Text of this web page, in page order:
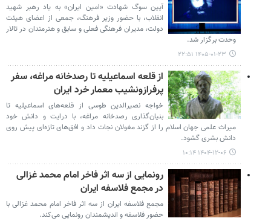
آیین سوگ شهادت «امین ایران» به یاد رهبر شهید
انقلاب،‌ با حضور وزیر فرهنگ، جمعی از اعضای هیئت
دولت، مدیران فرهنگی فعلی و سابق و هنرمندان در تالار
وحدت برگزار شد.
۱۴۰۵-۰۱-۲۳ ۲۲:۵۱
از قلعه اسماعیلیه تا رصدخانه مراغه، سفر
پرفرازونشیب معمار خرد ایران
خواجه نصیرالدین طوسی از قلعه‌های اسماعیلیه تا
بنیان‌گذاری رصدخانه مراغه، با درایت و دانش خود
میراث علمی جهان اسلام را از گزند مغولان نجات داد و افق‌های تازه‌ای پیش روی
دانش بشری گشود.
۱۴۰۴-۱۲-۰۶ ۱۰:۱۴
رونمایی از سه اثر فاخر امام محمد غزالی
در مجمع فلاسفه ایران
مجمع فلاسفه ایران از سه اثر فاخر امام محمد غزالی با
حضور فلاسفه و اندیشمندان رونمایی می‌کند.